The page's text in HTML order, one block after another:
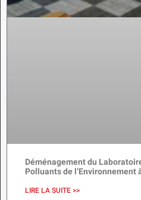
Déménagement du
Polluants de l’Environnement
LIRE LA SUITE >>